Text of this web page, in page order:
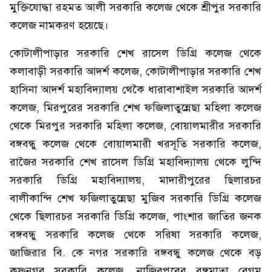
মুক্তিযোদ্ধা রহমত আলী সরকারি কলেজ থেকে শ্রীপুর সরকারি
কলেজ নামকরণ হয়েছে।
কোটালীপাড়ার সরকারি শেখ রাসেল ডিগ্রি কলেজ থেকে
কলাবাড়ী সরকারি আদর্শ কলেজ, কোটালীপাড়ার সরকারি শেখ
হাসিনা আদর্শ মহাবিদ্যালয় থেকৈ ধারাবাশাইল সরকারি আদর্শ
কলেজ, মিরপুরের সরকারি শেখ ফজিলাতুন্নেছা মহিলা কলেজ
থেকে মিরপুর সরকারি মহিলা কলেজ, বোয়ালমারীর সরকারি
বঙ্গবন্ধু কলেজ থেকে বোয়ালমারী খরসূতি সরকারি কলেজ,
রাজৈর সরকারি শেখ রাসেল ডিগ্রি মহাবিদ্যালয় থেকে লুন্দি
সরকারি ডিগ্রি মহাবিদ্যালয়, মাদারীপুরের ছিলারচর
বালীকান্দি শেখ ফজিলাতুন্নেছা মুজিব সরকারি ডিগ্রি কলেজ
থেকে ছিলারচর সরকারি ডিগ্রি কলেজ, পাংশার জাতির জনক
বঙ্গবন্ধু সরকারি কলেজ থেকে সরিষা সরকারি কলেজ,
জাজিরার বি. কে নগর সরকারি বঙ্গবন্ধু কলেজ থেকে বড়